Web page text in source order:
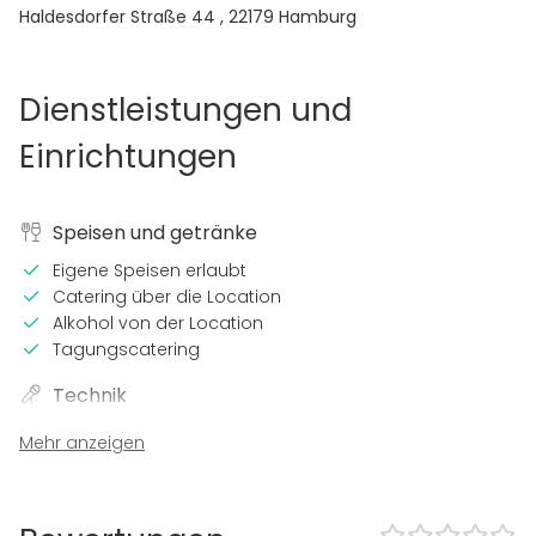
Haldesdorfer Straße 44 , 22179 Hamburg
Dienstleistungen und
Einrichtungen
Speisen und getränke
Eigene Speisen erlaubt
Catering über die Location
Alkohol von der Location
Tagungscatering
Technik
WLAN
Beamer / Leinwand
Mehr anzeigen